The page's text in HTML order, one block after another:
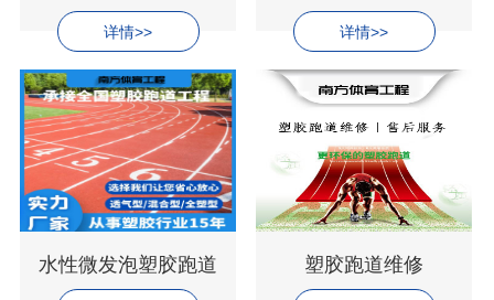
详情>> 详情>>
水性微发泡塑胶跑道 塑胶跑道维修